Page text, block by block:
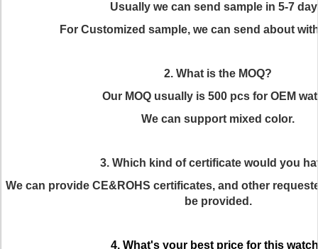
Usually we can send sample in 5-7
For Customized sample, we can send about
2. What is the MOQ?
Our MOQ usually is 500 pcs for OEM
We can support mixed color.
3. Which kind of certificate would you
We can provide CE&ROHS certificates, and other
be provided.
4. What's your best price for this